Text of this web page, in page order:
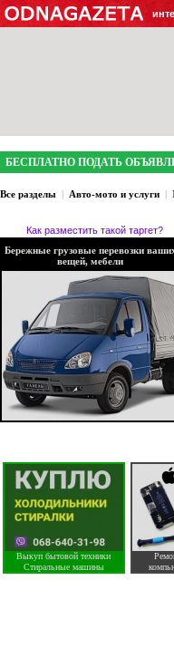
БЕСПЛАТНО ПОДАТЬ
Все разделы | Авто-мото и услуги |
Как разместить такой таргет?
Бережные грузовые перевозки
вещей, мебели
Выкуп бытовой техники
Стиральные машины